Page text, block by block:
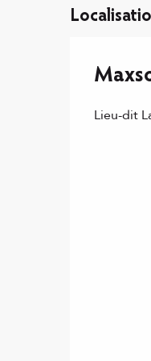
Lieu-dit